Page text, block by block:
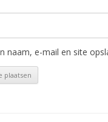
naam, e-mail en site